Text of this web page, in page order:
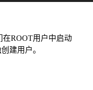
在ROOT用户中启动
建用户。